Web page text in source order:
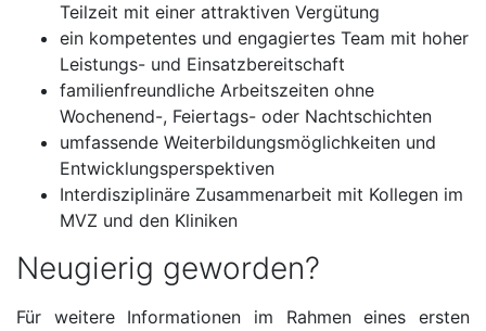
Teilzeit mit einer attraktiven Vergütung
ein kompetentes und engagiertes Team mit hoher
Leistungs- und Einsatzbereitschaft
familienfreundliche Arbeitszeiten ohne
Wochenend-, Feiertags- oder Nachtschichten
umfassende Weiterbildungsmöglichkeiten und
Entwicklungsperspektiven
Interdisziplinäre Zusammenarbeit mit Kollegen im
MVZ und den Kliniken
Neugierig geworden?
Für weitere Informationen im Rahmen eines ersten